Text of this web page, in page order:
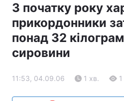
З початку року
прикордонники
понад 32
сировини
11:53, 04.09.06 1 хв. 1